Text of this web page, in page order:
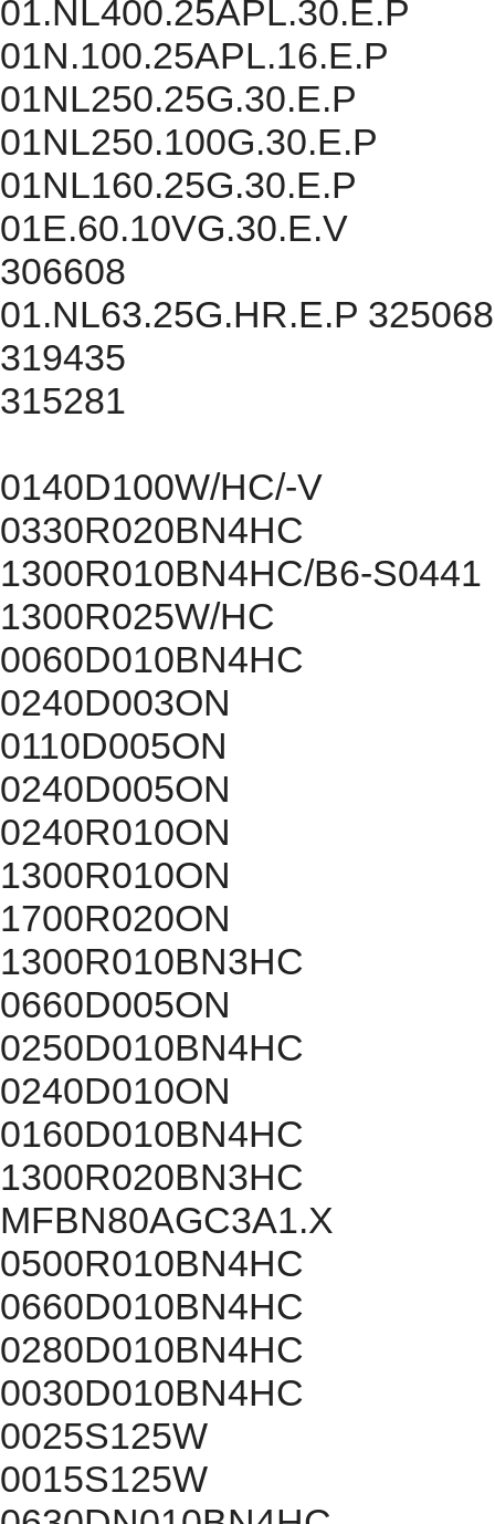
01.NL400.25APL.30.E.P
01N.100.25APL.16.E.P
01NL250.25G.30.E.P
01NL250.100G.30.E.P
01NL160.25G.30.E.P
01E.60.10VG.30.E.V
306608
01.NL63.25G.HR.E.P 325068
319435
315281
0140D100W/HC/-V
0330R020BN4HC
1300R010BN4HC/B6-S0441
1300R025W/HC
0060D010BN4HC
0240D003ON
0110D005ON
0240D005ON
0240R010ON
1300R010ON
1700R020ON
1300R010BN3HC
0660D005ON
0250D010BN4HC
0240D010ON
0160D010BN4HC
1300R020BN3HC
MFBN80AGC3A1.X
0500R010BN4HC
0660D010BN4HC
0280D010BN4HC
0030D010BN4HC
0025S125W
0015S125W